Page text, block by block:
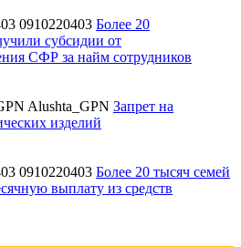
0910220403 Более 20
субсидии от
СФР за найм сотрудников
Alushta_GPN Запрет на
изделий
0910220403 Более 20 тысяч семей
выплату из средств